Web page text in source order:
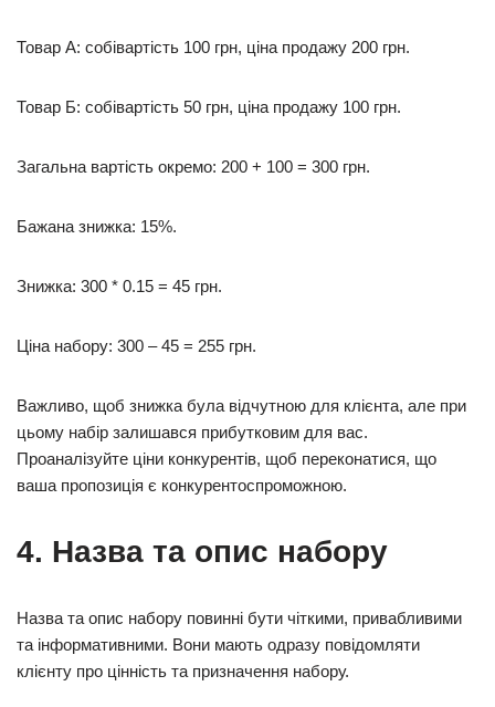
Товар А: собівартість 100 грн, ціна продажу 200 грн.
Товар Б: собівартість 50 грн, ціна продажу 100 грн.
Загальна вартість окремо: 200 + 100 = 300 грн.
Бажана знижка: 15%.
Знижка: 300 * 0.15 = 45 грн.
Ціна набору: 300 – 45 = 255 грн.
Важливо, щоб знижка була відчутною для клієнта, але при
цьому набір залишався прибутковим для вас.
Проаналізуйте ціни конкурентів, щоб переконатися, що
ваша пропозиція є конкурентоспроможною.
4. Назва та опис набору
Назва та опис набору повинні бути чіткими, привабливими
та інформативними. Вони мають одразу повідомляти
клієнту про цінність та призначення набору.